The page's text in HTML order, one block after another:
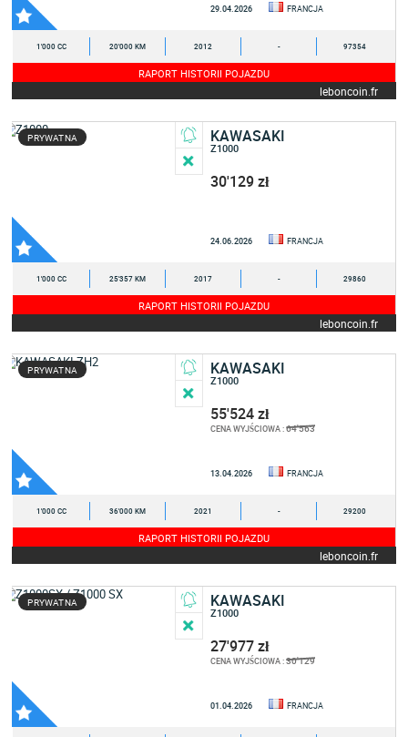
29.04.2026 FRANCJA
1'000 CC 20'000 KM 2012 - 97354
RAPORT HISTORII POJAZDU
leboncoin.fr
PRYWATNA KAWASAKI
Z1000
30'129 zł
24.06.2026 FRANCJA
1'000 CC 25'357 KM 2017 - 29860
RAPORT HISTORII POJAZDU
leboncoin.fr
PRYWATNA KAWASAKI
Z1000
55'524 zł
CENA WYJŚCIOWA :64'563
13.04.2026 FRANCJA
1'000 CC 36'000 KM 2021 - 29200
RAPORT HISTORII POJAZDU
leboncoin.fr
PRYWATNA KAWASAKI
Z1000
27'977 zł
CENA WYJŚCIOWA :30'129
01.04.2026 FRANCJA